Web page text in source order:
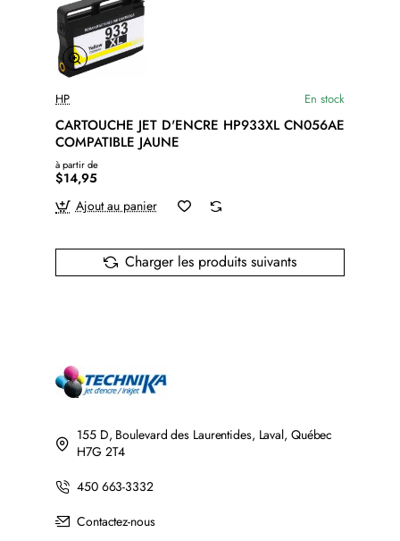
HP En stock
CARTOUCHE JET D'ENCRE HP933XL CN056AE
COMPATIBLE JAUNE
à partir de
$14,95
Ajout au panier
Charger les produits suivants
155 D, Boulevard des Laurentides, Laval, Québec
H7G 2T4
450 663-3332
Contactez-nous